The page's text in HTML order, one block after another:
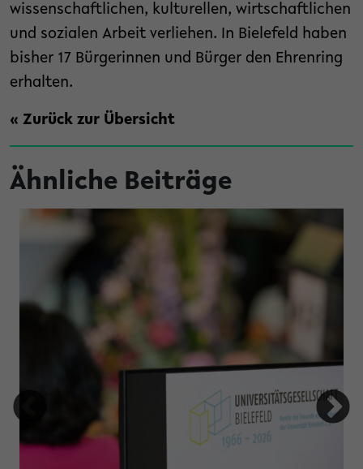
wissenschaftlichen, kulturellen, wirtschaftlichen
und sozialen Arbeit verliehen. In Bielefeld haben
bisher 17 Bürgerinnen und Bürger den Ehrenring
erhalten.
« Zurück zur Übersicht
Ähnliche Beiträge
zusammengehen